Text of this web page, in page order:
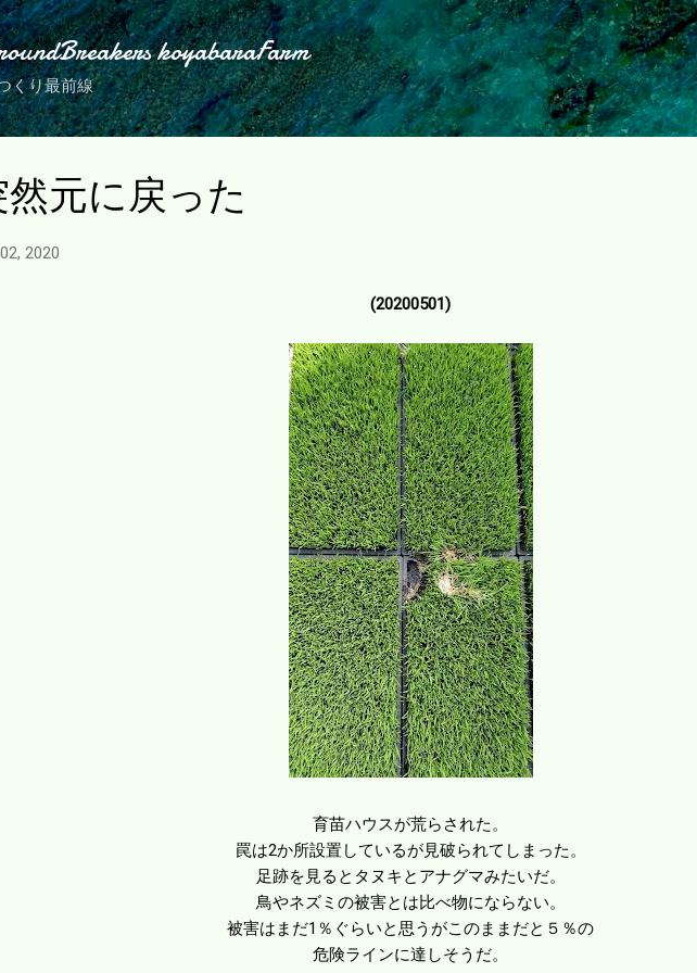
スキップしてメイン コンテンツに移動
koyabaraFarm
くり最前線
然元に戻った
2020
(20200501)
育苗ハウスが荒らされた。
罠は2か所設置しているが見破られてしまった。
足跡を見るとタヌキとアナグマみたいだ。
鳥やネズミの被害とは比べ物にならない。
被害はまだ1％ぐらいと思うがこのままだと５％の
危険ラインに達しそうだ。